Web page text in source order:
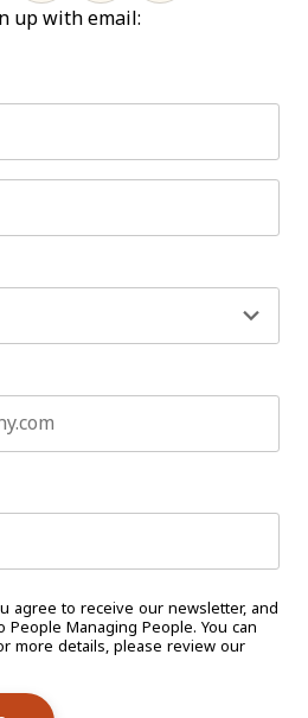
up with email:
agree to receive our newsletter, and
People Managing People. You can
more details, please review our